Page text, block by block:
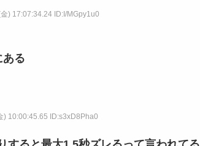
) 17:07:34.24 ID:I/MGpy1u0
ある
) 10:00:45.65 ID:s3xD8Pha0